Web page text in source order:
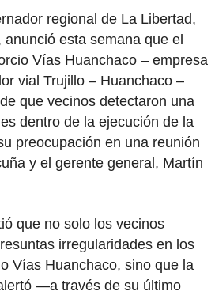
regional de La Libertad,
esta semana que el
Vías Huanchaco – empresa
vial Trujillo – Huanchaco –
que vecinos detectaron una
dentro de la ejecución de la
preocupación en una reunión
y el gerente general, Martín
que no solo los vecinos
irregularidades en los
Vías Huanchaco, sino que la
—a través de su último